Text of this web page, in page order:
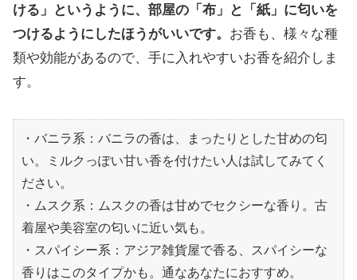
ける」というように、部屋の「布」と「紙」に匂いを
つけるようにしたほうがいいです。 お香も、様々な種
類や効能があるので、手に入れやすいお香を紹介しま
す。
・バニラ系：バニラの香は、まったりとした甘めの匂
い。ミルクっぽい甘い香を付けたい人は試してみてく
ださい。
・ムスク系：ムスクの香は甘めでセクシーな香り。古
着屋や美容室の匂いに近い気も。
・スパイシー系：アジア雑貨屋で香る、スパイシーな
香りはこのタイプかも。通なあなたにおすすめ。